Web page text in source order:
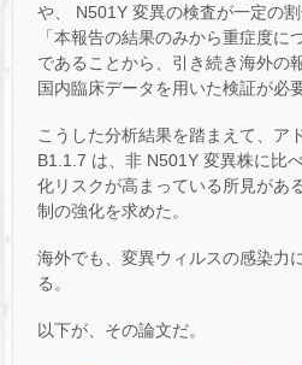
や、 N501Y 変異の検査が一定の
「本報告の結果のみから重症度に
であることから、引き続き海外の
国内臨床データを用いた検証が必
こうした分析結果を踏まえて、ア
B1.1.7 は、非 N501Y 変異株に比
化リスクが高まっている所見があ
制の強化を求めた。
海外でも、変異ウィルスの感染力
る。
以下が、その論文だ。